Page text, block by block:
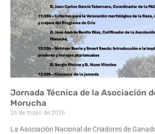
Jornada Técnica de la Asociación
Morucha
26 de mayo de 2026
La Asociación Nacional de Criadores de